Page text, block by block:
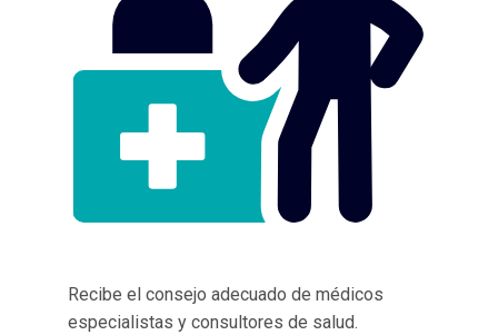
Recibe el consejo adecuado de médicos
especialistas y consultores de salud.